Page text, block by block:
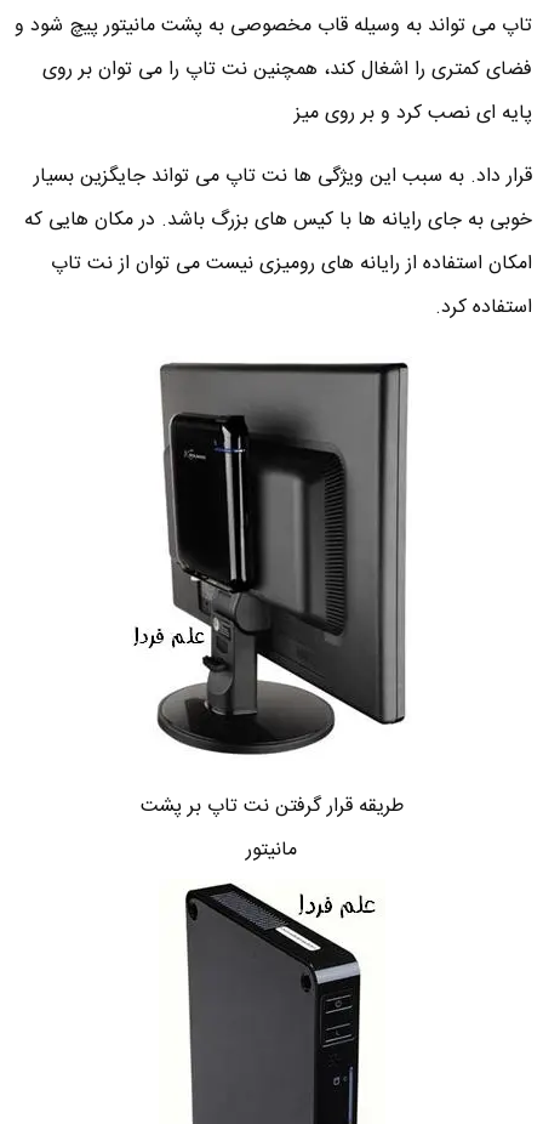
تاپ می تواند به وسیله قاب مخصوصی به پشت مانیتور پیچ شود و
فضای کمتری را اشغال کند، همچنین نت تاپ را می توان بر روی
پایه ای نصب کرد و بر روی میز
قرار داد. به سبب این ویژگی ها نت تاپ می تواند جایگزین بسیار
خوبی به جای رایانه ها با کیس های بزرگ باشد. در مکان هایی که
امکان استفاده از رایانه های رومیزی نیست می توان از نت تاپ
استفاده کرد.
طریقه قرار گرفتن نت تاپ بر پشت
مانیتور